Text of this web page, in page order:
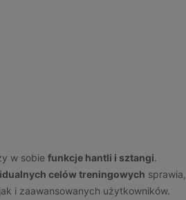
w sobie funkcje hantli i sztangi.
celów treningowych sprawia,
i zaawansowanych użytkowników.